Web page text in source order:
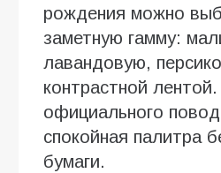
рождения можно
заметную гамму:
лавандовую,
контрастной
официального
спокойная палитра
бумаги.